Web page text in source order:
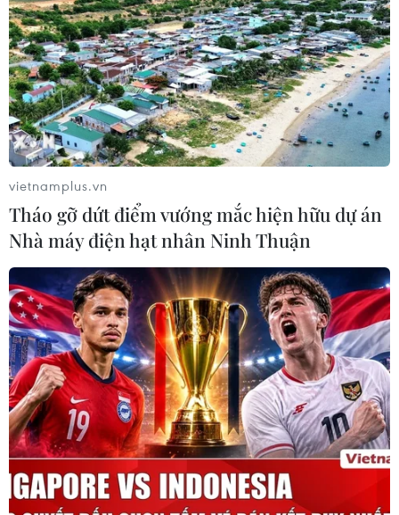
#Hưng Yên #tai nạn giao thông
#Pháp Vân-Cầu Giẽ
#Nạn nhân
#Tử vong #Ôtô tải
#Lấn làn
Hưng Yên
Theo dõi VietnamPlus
TIN LIÊN QUAN
vietnamplus.vn
Tháo gỡ dứt điểm vướng mắc hiện hữu dự án
Nhà máy điện hạt nhân Ninh Thuận